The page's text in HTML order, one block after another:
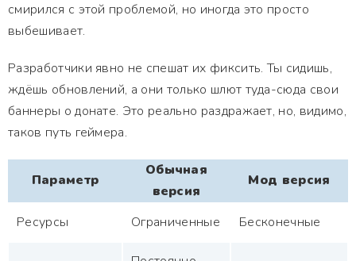
смирился с этой проблемой, но иногда это просто
выбешивает.
Разработчики явно не спешат их фиксить. Ты сидишь,
ждёшь обновлений, а они только шлют туда-сюда свои
баннеры о донате. Это реально раздражает, но, видимо,
таков путь геймера.
Параметр
Обычная
версия
Мод версия
Ресурсы Ограниченные Бесконечные